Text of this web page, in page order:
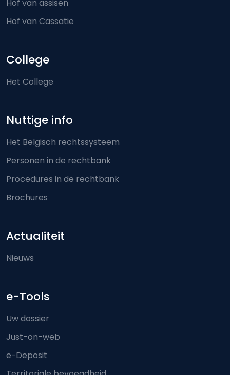
Hof van assisen
Hof van Cassatie
College
Het College
Nuttige info
Het Belgisch rechtssysteem
Personen in de rechtbank
Procedures in de rechtbank
Brochures
Actualiteit
Nieuws
e-Tools
Uw dossier
Just-on-web
e-Deposit